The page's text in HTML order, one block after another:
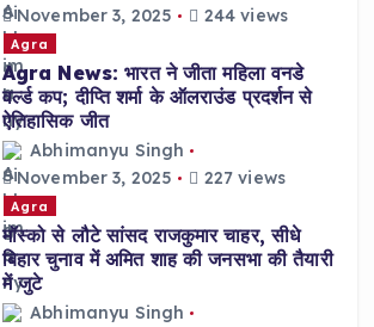
November 3, 2025
244 views
Agra
Agra News: भारत ने जीता महिला वनडे
वर्ल्ड कप; दीप्ति शर्मा के ऑलराउंड प्रदर्शन से
ऐतिहासिक जीत
Abhimanyu Singh
November 3, 2025
227 views
Agra
मॉस्को से लौटे सांसद राजकुमार चाहर, सीधे
बिहार चुनाव में अमित शाह की जनसभा की तैयारी
में जुटे
Abhimanyu Singh